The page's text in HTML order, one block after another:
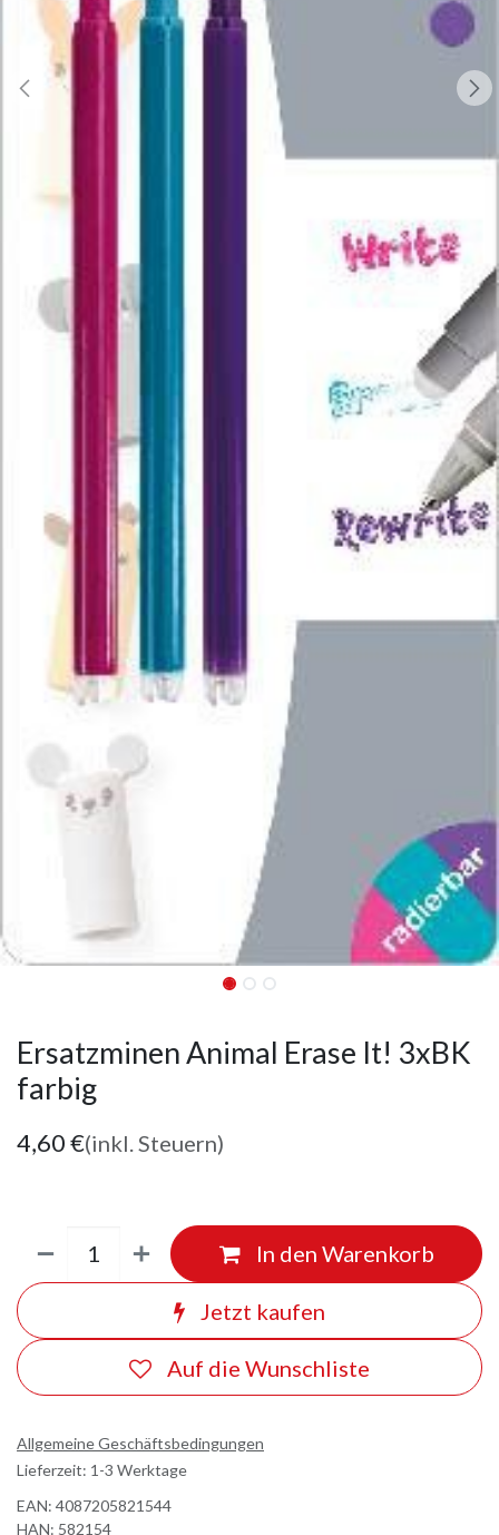
Ersatzminen Animal Erase It! 3xBK
farbig
4,60€(inkl. Steuern)
In den Warenkorb
Jetzt kaufen
Auf die Wunschliste
Allgemeine Geschäftsbedingungen
Lieferzeit: 1-3 Werktage
EAN: 4087205821544
HAN: 582154